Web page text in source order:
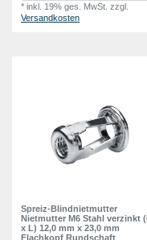
*inkl. 19% ges. MwSt. zzgl.
Versandkosten
Spreiz-Blindnietmutter
Nietmutter M6 Stahl verzinkt
x L) 12,0 mm x 23,0 mm
Flachkopf Rundschaft